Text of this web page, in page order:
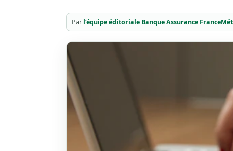
Par l’équipe éditoriale Banque Assurance France